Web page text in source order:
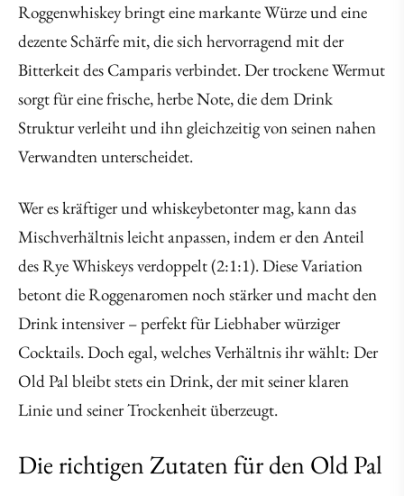
Roggenwhiskey bringt eine markante Würze und eine
dezente Schärfe mit, die sich hervorragend mit der
Bitterkeit des Camparis verbindet. Der trockene Wermut
sorgt für eine frische, herbe Note, die dem Drink
Struktur verleiht und ihn gleichzeitig von seinen nahen
Verwandten unterscheidet.
Wer es kräftiger und whiskeybetonter mag, kann das
Mischverhältnis leicht anpassen, indem er den Anteil
des Rye Whiskeys verdoppelt (2:1:1). Diese Variation
betont die Roggenaromen noch stärker und macht den
Drink intensiver – perfekt für Liebhaber würziger
Cocktails. Doch egal, welches Verhältnis ihr wählt: Der
Old Pal bleibt stets ein Drink, der mit seiner klaren
Linie und seiner Trockenheit überzeugt.
Die richtigen Zutaten für den Old Pal